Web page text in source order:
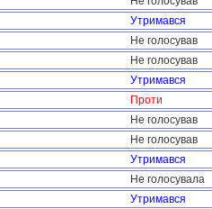
Утримався
Не голосував
Не голосував
Утримався
Проти
Не голосував
Не голосував
Утримався
Не голосувала
Утримався